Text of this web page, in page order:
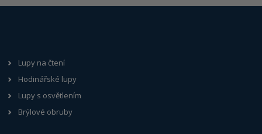
Lupy na čtení
Hodinářské lupy
Lupy s osvětlením
Brýlové obruby